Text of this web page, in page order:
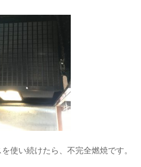
使い続けたら、不完全燃焼です。